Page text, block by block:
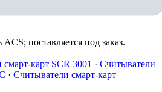
поставляется под заказ.
карт SCR 3001 · Считыватели
· Считыватели смарт-карт